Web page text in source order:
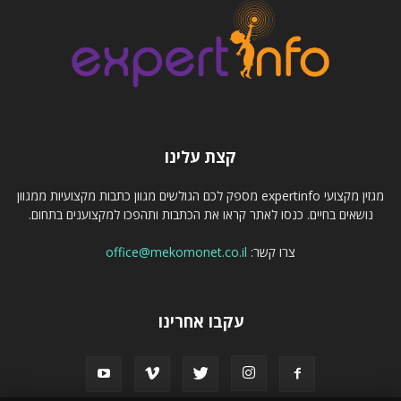
קצת עלינו
מגזין מקצועי expertinfo מספק לכם הגולשים מגוון כתבות מקצועיות ממגוון
נושאים בחיים. כנסו לאתר קראו את הכתבות ותהפכו למקצוענים בתחום.
צרו קשר: office@mekomonet.co.il
עקבו אחרינו